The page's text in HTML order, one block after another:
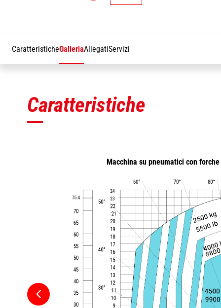
CaratteristicheGalleriaAllegatiServizi
Caratteristiche
Macchina su pneumatici con forche